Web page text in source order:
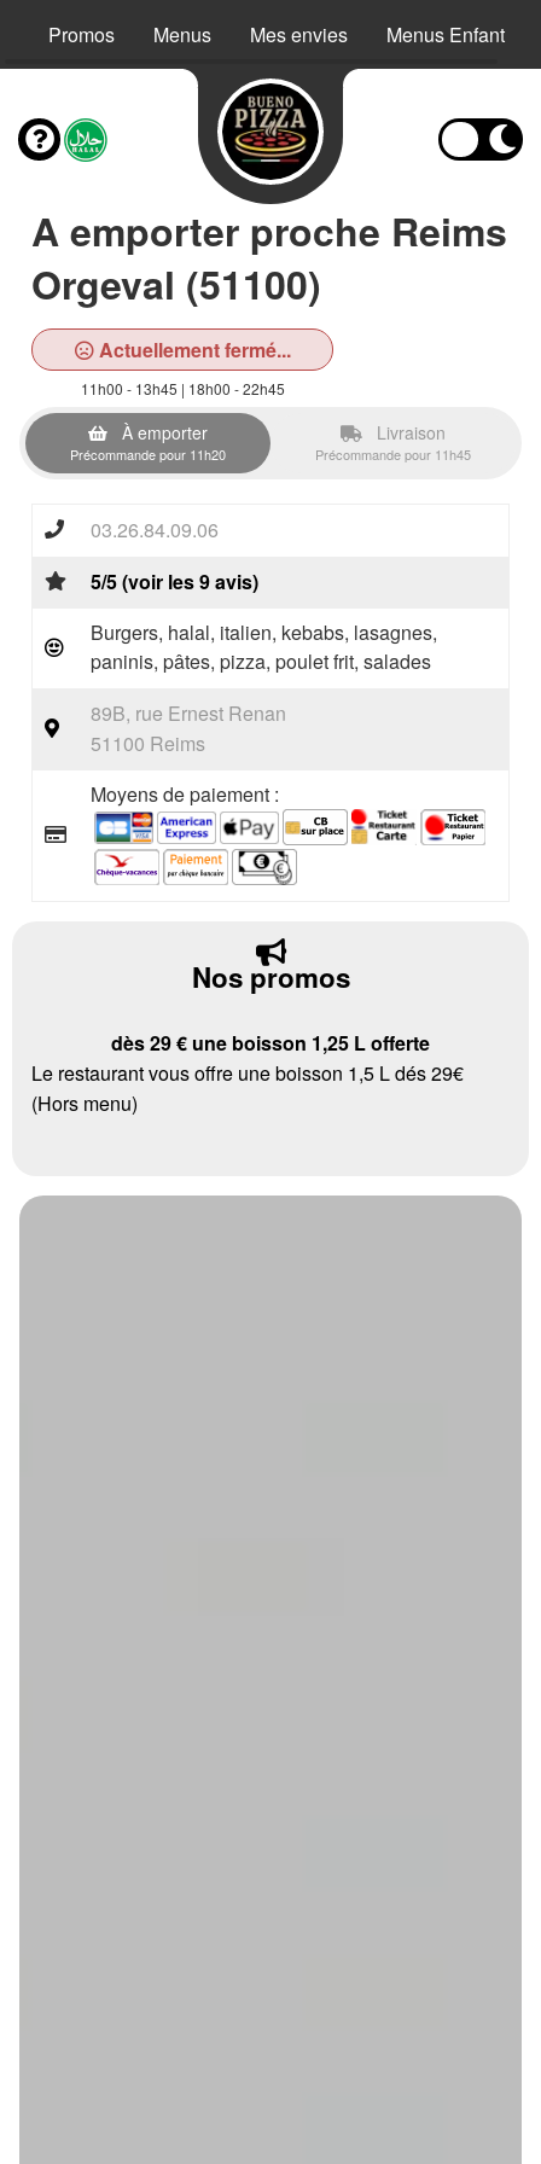
Promos Menus Mes envies Menus Enfant
A emporter proche Reims
Orgeval (51100)
Actuellement fermé...
11h00 - 13h45 | 18h00 - 22h45
À emporter
Précommande pour 11h20
Livraison
Précommande pour 11h45
03.26.84.09.06
5/5 (voir les 9 avis)
Burgers, halal, italien, kebabs, lasagnes,
paninis, pâtes, pizza, poulet frit, salades
89B, rue Ernest Renan
51100 Reims
Moyens de paiement :
Nos promos
dès 29 € une boisson 1,25 L offerte
Le restaurant vous offre une boisson 1,5 L dés 29€
(Hors menu)